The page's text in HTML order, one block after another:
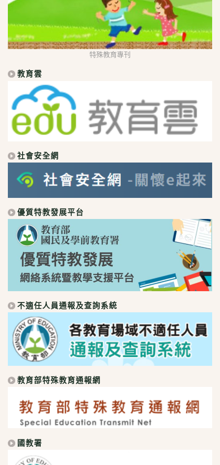
特殊教育專刊
教育雲
社會安全網
優質特教發展平台
不適任人員通報及查詢系統
教育部特殊教育通報網
國教署